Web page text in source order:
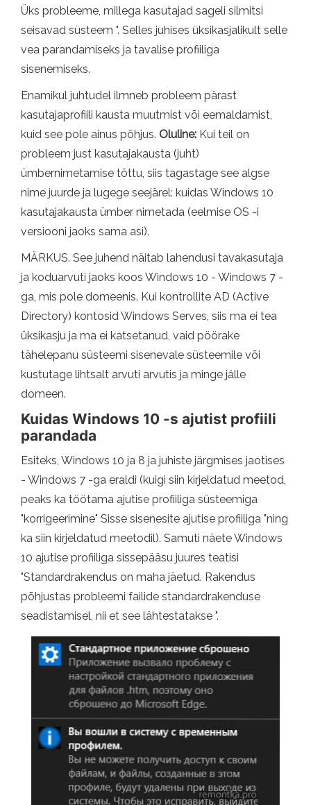
Üks probleeme, millega kasutajad sageli silmitsi
seisavad süsteem ". Selles juhises üksikasjalikult selle
vea parandamiseks ja tavalise profiiliga
sisenemiseks.
Enamikul juhtudel ilmneb probleem pärast
kasutajaprofiili kausta muutmist või eemaldamist,
kuid see pole ainus põhjus. Oluline: Kui teil on
probleem just kasutajakausta (juht)
ümbernimetamise tõttu, siis tagastage see algse
nime juurde ja lugege seejärel: kuidas Windows 10
kasutajakausta ümber nimetada (eelmise OS -i
versiooni jaoks sama asi).
MÄRKUS. See juhend näitab lahendusi tavakasutaja
ja koduarvuti jaoks koos Windows 10 - Windows 7 -
ga, mis pole domeenis. Kui kontrollite AD (Active
Directory) kontosid Windows Serves, siis ma ei tea
üksikasju ja ma ei katsetanud, vaid pöörake
tähelepanu süsteemi sisenevale süsteemile või
kustutage lihtsalt arvuti arvutis ja minge jälle
domeen.
Kuidas Windows 10 -s ajutist profiili
parandada
Esiteks, Windows 10 ja 8 ja juhiste järgmises jaotises
- Windows 7 -ga eraldi (kuigi siin kirjeldatud meetod,
peaks ka töötama ajutise profiiliga süsteemiga
"korrigeerimine" Sisse sisenesite ajutise profiiliga "ning
ka siin kirjeldatud meetodil). Samuti näete Windows
10 ajutise profiiliga sissepääsu juures teatisi
"Standardrakendus on maha jäetud. Rakendus
põhjustas probleemi failide standardrakenduse
seadistamisel, nii et see lähtestatakse ".